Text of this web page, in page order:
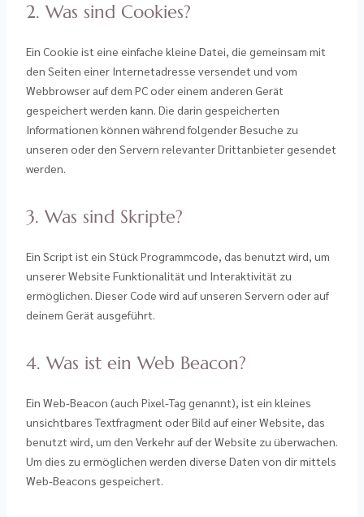
2. Was sind Cookies?
Ein Cookie ist eine einfache kleine Datei, die gemeinsam mit
den Seiten einer Internetadresse versendet und vom
Webbrowser auf dem PC oder einem anderen Gerät
gespeichert werden kann. Die darin gespeicherten
Informationen können während folgender Besuche zu
unseren oder den Servern relevanter Drittanbieter gesendet
werden.
3. Was sind Skripte?
Ein Script ist ein Stück Programmcode, das benutzt wird, um
unserer Website Funktionalität und Interaktivität zu
ermöglichen. Dieser Code wird auf unseren Servern oder auf
deinem Gerät ausgeführt.
4. Was ist ein Web Beacon?
Ein Web-Beacon (auch Pixel-Tag genannt), ist ein kleines
unsichtbares Textfragment oder Bild auf einer Website, das
benutzt wird, um den Verkehr auf der Website zu überwachen.
Um dies zu ermöglichen werden diverse Daten von dir mittels
Web-Beacons gespeichert.